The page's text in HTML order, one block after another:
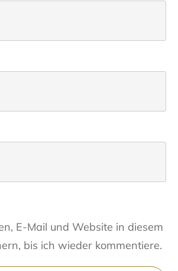
E-Mail und Website in diesem
bis ich wieder kommentiere.